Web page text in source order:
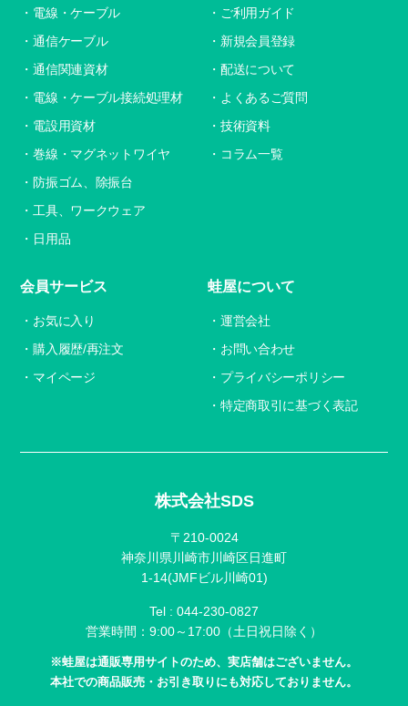
株式会社SDS
〒210-0024
神奈川県川崎市川崎区日進町
1-14(JMFビル川崎01)
Tel : 044-230-0827
営業時間：9:00～17:00（土日祝日除く）
※蛙屋は通販専用サイトのため、実店舗はございません。
本社での商品販売・お引き取りにも対応しておりません。
電線・ケーブル
通信ケーブル
通信関連資材
電線・ケーブル接続処理材
電設用資材
巻線・マグネットワイヤ
防振ゴム、除振台
工具、ワークウェア
日用品
ご利用ガイド
新規会員登録
配送について
よくあるご質問
技術資料
コラム一覧
会員サービス
お気に入り
購入履歴/再注文
マイページ
蛙屋について
運営会社
お問い合わせ
プライバシーポリシー
特定商取引に基づく表記